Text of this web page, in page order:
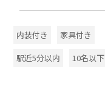
内装付き
家具付き
駅近5分以内
10名以下